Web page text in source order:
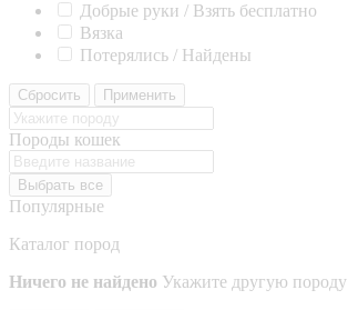
Добрые руки / Взять бесплатно
Вязка
Потерялись / Найдены
Сбросить Применить
Породы кошек
Выбрать все
Популярные
Каталог пород
Ничего не найдено Укажите другую породу